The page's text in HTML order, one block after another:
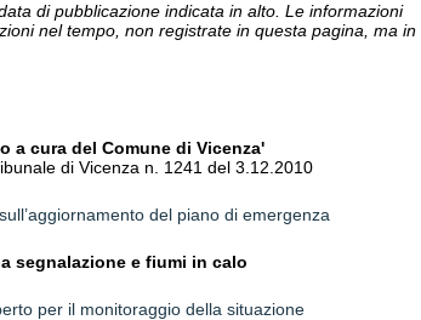
di pubblicazione indicata in alto. Le informazioni
nel tempo, non registrate in questa pagina, ma in
a cura del Comune di Vicenza'
di Vicenza n. 1241 del 3.12.2010
del piano di emergenza
segnalazione e fiumi in calo
per il monitoraggio della situazione